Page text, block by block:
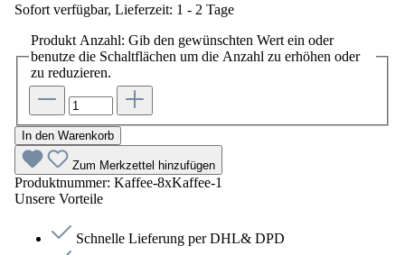
Sofort verfügbar, Lieferzeit: 1 - 2 Tage
Produkt Anzahl: Gib den gewünschten Wert ein oder
benutze die Schaltflächen um die Anzahl zu erhöhen oder
zu reduzieren.
In den Warenkorb
Zum Merkzettel hinzufügen
Produktnummer: Kaffee-8xKaffee-1
Unsere Vorteile
Schnelle Lieferung per DHL& DPD